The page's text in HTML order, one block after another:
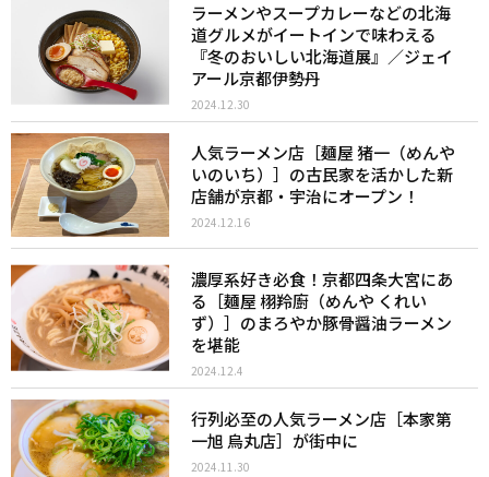
ラーメンやスープカレーなどの北海
道グルメがイートインで味わえる
『冬のおいしい北海道展』／ジェイ
アール京都伊勢丹
2024.12.30
人気ラーメン店［麺屋 猪一（めんや
いのいち）］の古民家を活かした新
店舗が京都・宇治にオープン！
2024.12.16
濃厚系好き必食！京都四条大宮にあ
る［麺屋 栩羚廚（めんや くれい
ず）］のまろやか豚骨醤油ラーメン
を堪能
2024.12.4
行列必至の人気ラーメン店［本家第
一旭 烏丸店］が街中に
2024.11.30